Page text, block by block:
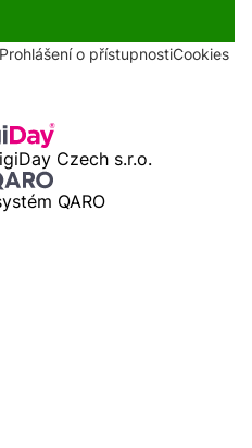
Prohlášení o přístupnostiCookies
Czech s.r.o.
QARO